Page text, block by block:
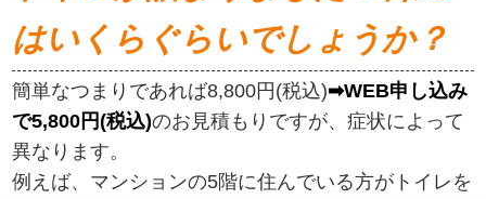
はいくらぐらいでしょうか？
簡単なつまりであれば8,800円(税込)➡WEB申し込み
で5,800円(税込)のお見積もりですが、症状によって
異なります。
例えば、マンションの5階に住んでいる方がトイレを